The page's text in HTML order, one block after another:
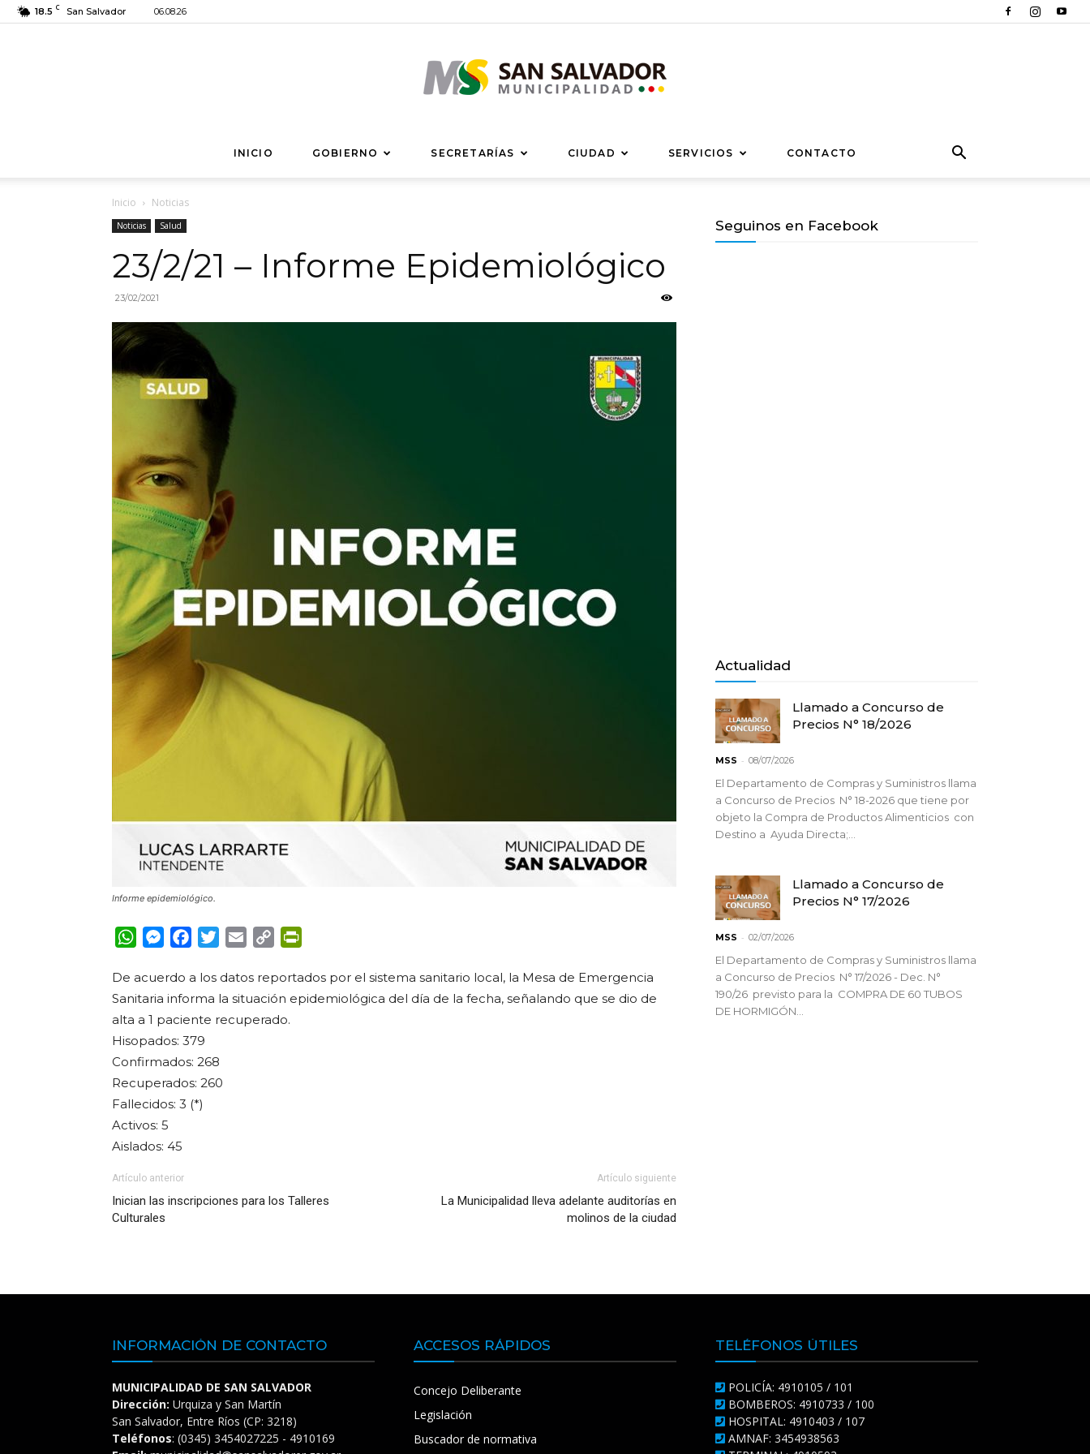
18.5 C San Salvador 06.08.26
Municipalidad
INICIO GOBIERNO SECRETARÍAS CIUDAD SERVICIOS CONTACTO
Inicio Noticias
Noticias Salud
23/2/21 – Informe Epidemiológico
23/02/2021
Informe epidemiológico.
WhatsApp
Messenger
FacebookTwitterEmail Copy
De acuerdo a los datos reportados por el sistema sanitario local, la Mesa de Emergencia
Sanitaria informa la situación epidemiológica del día de la fecha, señalando que se dio de
alta a 1 paciente recuperado.
Hisopados: 379
Confirmados: 268
Recuperados: 260
Fallecidos: 3 (*)
Activos: 5
Aislados: 45
Artículo anterior
Inician las inscripciones para los Talleres
Culturales
Artículo siguiente
La Municipalidad lleva adelante auditorías en
molinos de la ciudad
Seguinos en Facebook
Actualidad
Llamado a Concurso de
Precios N° 18/2026
MSS - 08/07/2026
El Departamento de Compras y Suministros llama
a Concurso de Precios N° 18-2026 que tiene por
objeto la Compra de Productos Alimenticios con
Destino a Ayuda Directa;...
Llamado a Concurso de
Precios N° 17/2026
MSS - 02/07/2026
El Departamento de Compras y Suministros llama
a Concurso de Precios N° 17/2026 - Dec. N°
190/26 previsto para la COMPRA DE 60 TUBOS
DE HORMIGÓN...
INFORMACIÓN DE CONTACTO
MUNICIPALIDAD DE SAN SALVADOR
Dirección: Urquiza y San Martín
San Salvador, Entre Ríos (CP: 3218)
Teléfonos: (0345) 3454027225 - 4910169
ACCESOS RÁPIDOS
Concejo Deliberante
Legislación
Buscador de normativa
TELÉFONOS ÚTILES
POLICÍA: 4910105 / 101
BOMBEROS: 4910733 / 100
HOSPITAL: 4910403 / 107
AMNAF: 3454938563